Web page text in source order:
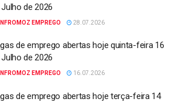
de 2026
INFROMOZ EMPREGO 28.07.2026
de emprego abertas hoje quinta-feira 16
de 2026
INFROMOZ EMPREGO 16.07.2026
de emprego abertas hoje terça-feira 14